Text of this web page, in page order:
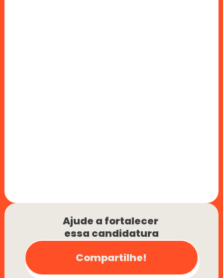
Ajude a fortalecer
essa candidatura
Compartilhe!